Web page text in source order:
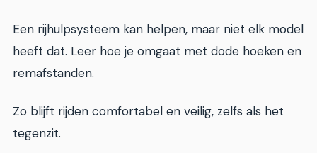
Een rijhulpsysteem kan helpen, maar niet elk model
heeft dat. Leer hoe je omgaat met dode hoeken en
remafstanden.
Zo blijft rijden comfortabel en veilig, zelfs als het
tegenzit.